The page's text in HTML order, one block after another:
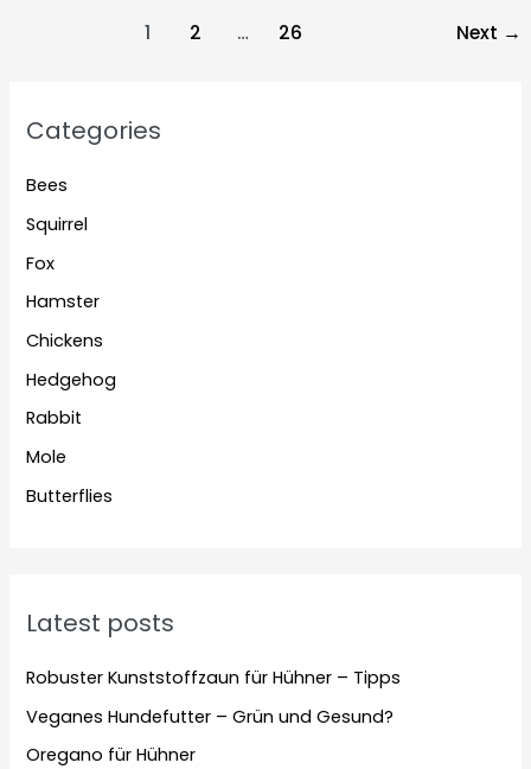
1 2 … 26 Next →
Categories
Bees
Squirrel
Fox
Hamster
Chickens
Hedgehog
Rabbit
Mole
Butterflies
Latest posts
Robuster Kunststoffzaun für Hühner – Tipps
Veganes Hundefutter – Grün und Gesund?
Oregano für Hühner